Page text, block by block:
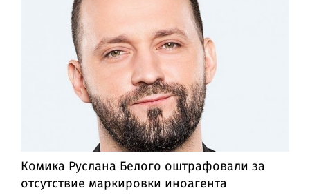
Комика Руслана Белого оштрафовали за
отсутствие маркировки иноагента